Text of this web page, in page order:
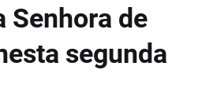
Senhora de
segunda